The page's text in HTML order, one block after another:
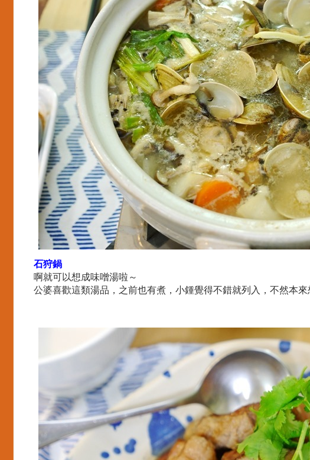
石狩鍋
啊就可以想成味噌湯啦～
公婆喜歡這類湯品，之前也有煮，小鍾覺得不錯就列入，不然本來